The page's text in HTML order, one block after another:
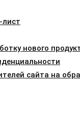
лист
нового
сайта на